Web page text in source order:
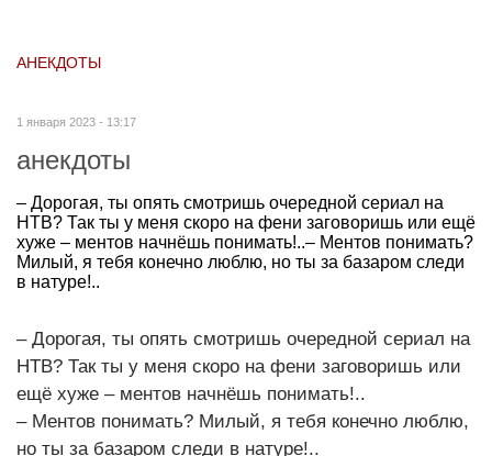
АНЕКДОТЫ
1 января 2023 - 13:17
анекдоты
– Дорогая, ты опять смотришь очередной сериал на
НТВ? Так ты у меня скоро на фени заговоришь или ещё
хуже – ментов начнёшь понимать!..– Ментов понимать?
Милый, я тебя конечно люблю, но ты за базаром следи
в натуре!..
– Дорогая, ты опять смотришь очередной сериал на
НТВ? Так ты у меня скоро на фени заговоришь или
ещё хуже – ментов начнёшь понимать!..
– Ментов понимать? Милый, я тебя конечно люблю,
но ты за базаром следи в натуре!..